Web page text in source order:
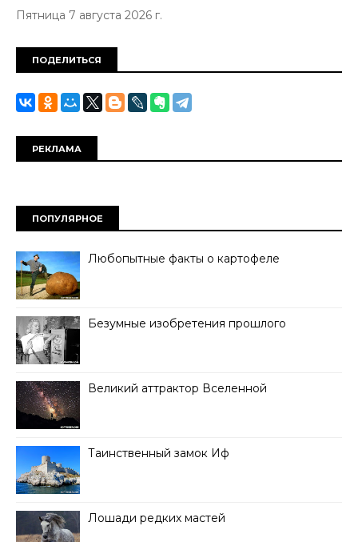
Пятница 7 августа 2026 г.
ПОДЕЛИТЬСЯ
РЕКЛАМА
ПОПУЛЯРНОЕ
Любопытные факты о картофеле
Безумные изобретения прошлого
Великий аттрактор Вселенной
Таинственный замок Иф
Лошади редких мастей